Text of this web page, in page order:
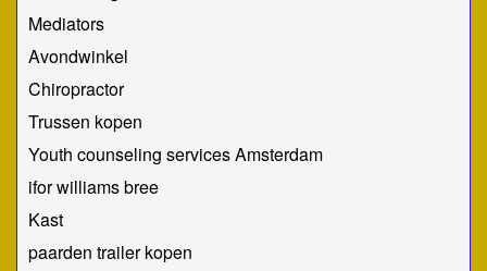
Mediators
Avondwinkel
Chiropractor
Trussen kopen
Youth counseling services Amsterdam
ifor williams bree
Kast
paarden trailer kopen